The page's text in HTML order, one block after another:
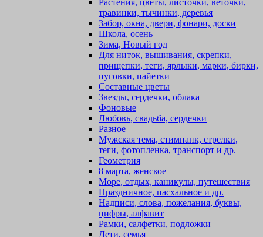
травинки, тычинки, деревья
Забор, окна, двери, фонари, доски
Школа, осень
Зима, Новый год
Для ниток, вышивания, скрепки,
прищепки, теги, ярлыки, марки, бирки,
пуговки, пайетки
Составные цветы
Звезды, сердечки, облака
Фоновые
Любовь, свадьба, сердечки
Разное
Мужская тема, стимпанк, стрелки,
теги, фотопленка, транспорт и др.
Геометрия
8 марта, женское
Море, отдых, каникулы, путешествия
Праздничное, пасхальное и др.
Надписи, слова, пожелания, буквы,
цифры, алфавит
Рамки, салфетки, подложки
Дети, семья